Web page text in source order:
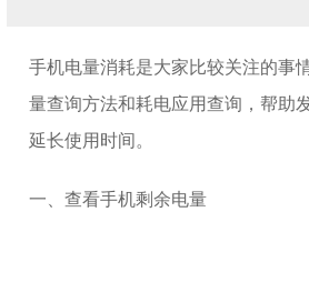
手机电量消耗是大家比较关注的事
量查询方法和耗电应用查询，帮助
延长使用时间。
一、查看手机剩余电量